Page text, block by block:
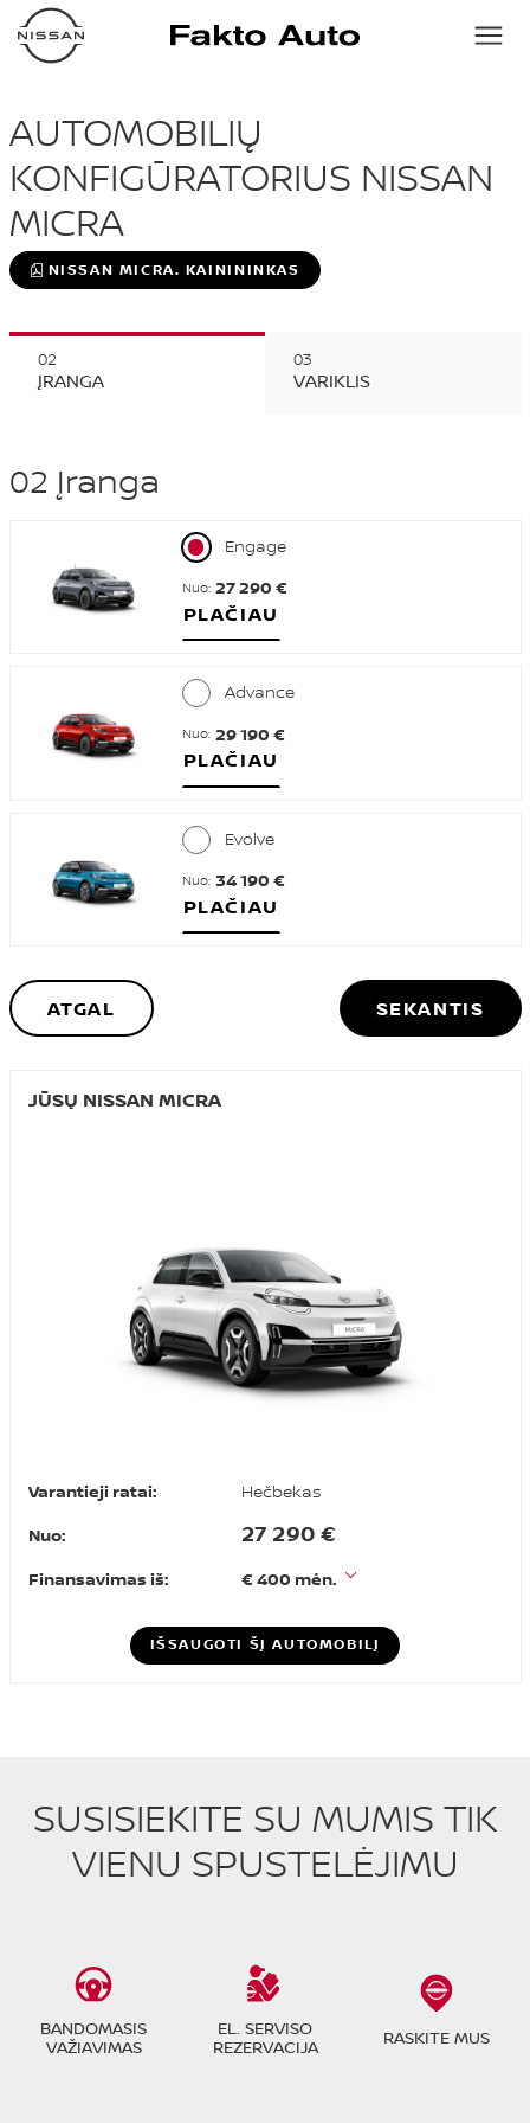
AUTOMOBILIŲ
KONFIGŪRATORIUS NISSAN
MICRA
NISSAN MICRA. KAINININKAS
ĮRANGA VARIKLIS
02 Įranga
Engage
Nuo: 27 290 €
PLAČIAU
Advance
Nuo: 29 190 €
PLAČIAU
Evolve
Nuo: 34 190 €
PLAČIAU
ATGAL SEKANTIS
JŪSŲ NISSAN MICRA
Varantieji ratai: Hečbekas
Nuo: 27 290 €
Finansavimas iš: € 400 mėn.
IŠSAUGOTI ŠĮ AUTOMOBILĮ
SUSISIEKITE SU MUMIS TIK
VIENU SPUSTELĖJIMU
BANDOMASIS
VAŽIAVIMAS
EL. SERVISO
REZERVACIJA
RASKITE MUS